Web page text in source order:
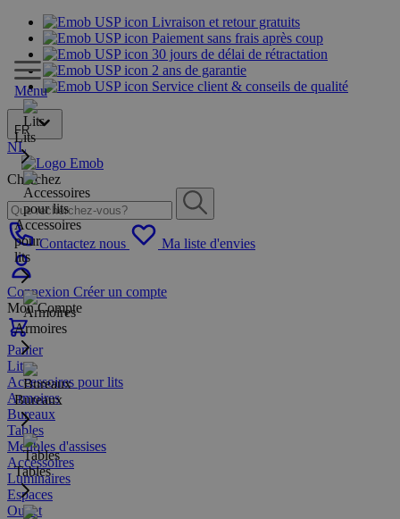
Livraison et retour gratuits
Paiement sans frais après coup
30 jours de délai de rétractation
2 ans de garantie
Service client & conseils de qualité
FR
NL
Cherchez
Contactez nous Ma liste d'envies
Connexion Créer un compte
Mon Compte
Panier
Menu
Lits
Accessoires
pour
lits
Armoires
Bureaux
Tables
Lits
Accessoires pour lits
Armoires
Bureaux
Tables
Meubles d'assises
Accessoires
Luminaires
Espaces
Outlet